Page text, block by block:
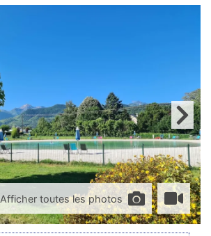
Afficher toutes les photos